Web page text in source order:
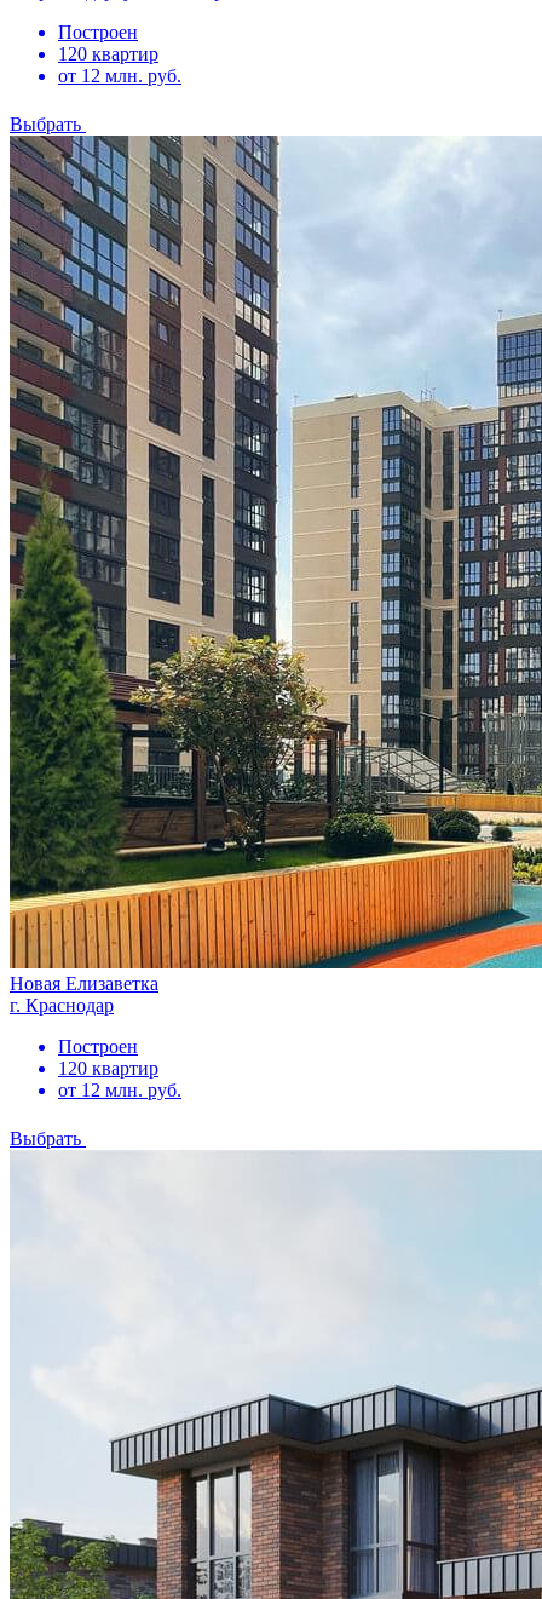
Построен
120 квартир
от 12 млн. руб.
Выбрать
Новая Елизаветка
г. Краснодар
Построен
120 квартир
от 12 млн. руб.
Выбрать